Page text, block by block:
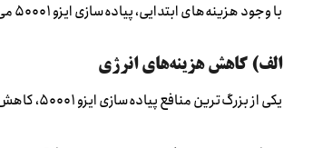
با وجود هزینه‌های ابتدایی، پیاده‌سازی ایزو ۵۰۰۰۱ می‌تواند منافع گسترده‌ای برای سازمان‌ها به ارمغان بیاورد. برخی از این منافع عبارتند از:
الف) کاهش هزینه‌های انرژی
یکی از بزرگ‌ترین منافع پیاده‌سازی ایزو ۵۰۰۰۱، کاهش مصرف انرژی و در نتیجه کاهش هزینه‌های انرژی است.